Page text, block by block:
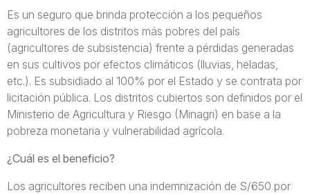
Es un seguro que brinda protección a los pequeños
agricultores de los distritos más pobres del país
(agricultores de subsistencia) frente a pérdidas generadas
en sus cultivos por efectos climáticos (lluvias, heladas,
etc.). Es subsidiado al 100% por el Estado y se contrata por
licitación pública. Los distritos cubiertos son definidos por el
Ministerio de Agricultura y Riesgo (Minagri) en base a la
pobreza monetaria y vulnerabilidad agrícola.
¿Cuál es el beneficio?
Los agricultores reciben una indemnización de S/650 por